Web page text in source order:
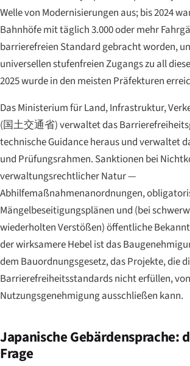
Welle von Modernisierungen aus; bis 2024
Bahnhöfe mit täglich 3.000 oder mehr
barrierefreien Standard gebracht worden,
universellen stufenfreien Zugangs zu all
2025 wurde in den meisten Präfekturen
Das Ministerium für Land, Infrastruktur,
(国土交通省) verwaltet das
technische Guidance heraus und verwaltet
und Prüfungsrahmen. Sanktionen bei
verwaltungsrechtlicher Natur —
Abhilfemaßnahmenanordnungen,
Mängelbeseitigungsplänen und (bei
wiederholten Verstößen) öffentliche
der wirksamere Hebel ist das
dem Bauordnungsgesetz, das Projekte, die
Barrierefreiheitsstandards nicht erfüllen,
Nutzungsgenehmigung ausschließen kann.
Japanische Gebärdensprache:
Frage